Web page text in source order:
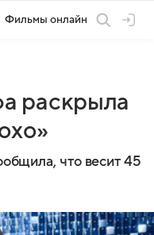
Фильмы онлайн
раскрыла
что весит 45